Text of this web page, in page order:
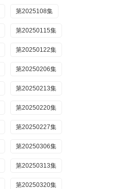
第2025108集
第20250115集
第20250122集
第20250206集
第20250213集
第20250220集
第20250227集
第20250306集
第20250313集
第20250320集